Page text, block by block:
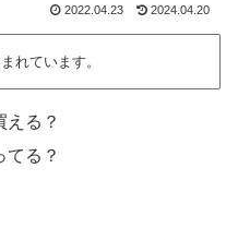
2022.04.23 2024.04.20
れています。
える？
てる？